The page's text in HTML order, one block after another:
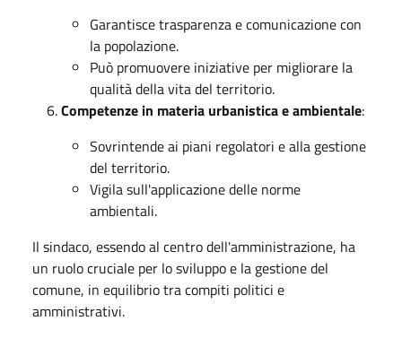
Garantisce trasparenza e comunicazione con
la popolazione.
Può promuovere iniziative per migliorare la
qualità della vita del territorio.
Competenze in materia urbanistica e ambientale:
Sovrintende ai piani regolatori e alla gestione
del territorio.
Vigila sull'applicazione delle norme
ambientali.
Il sindaco, essendo al centro dell'amministrazione, ha
un ruolo cruciale per lo sviluppo e la gestione del
comune, in equilibrio tra compiti politici e
amministrativi.